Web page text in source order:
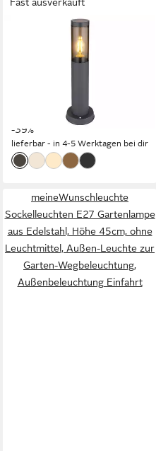
GLOBO LIGHTING
LED Sockelleuchte, LED
wechselbar, warmweiß,
Anthrazit, Höhe 45cm
UVP 44,98 €
-39%
lieferbar - in 4-5 Werktagen bei dir
meineWunschleuchte
Sockelleuchten E27 Gartenlampe
aus Edelstahl, Höhe 45cm, ohne
Leuchtmittel, Außen-Leuchte zur
Garten-Wegbeleuchtung,
Außenbeleuchtung Einfahrt